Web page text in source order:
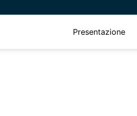
Presentazione